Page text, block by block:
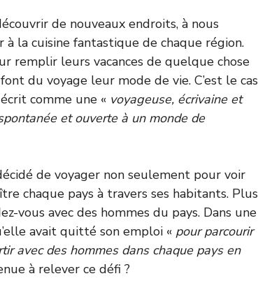
de nouveaux endroits, à nous
la cuisine fantastique de chaque région.
remplir leurs vacances de quelque chose
du voyage leur mode de vie. C’est le cas
comme une « voyageuse, écrivaine et
et ouverte à un monde de
de voyager non seulement pour voir
chaque pays à travers ses habitants. Plus
vous avec des hommes du pays. Dans une
avait quitté son emploi « pour parcourir
avec des hommes dans chaque pays en
à relever ce défi ?